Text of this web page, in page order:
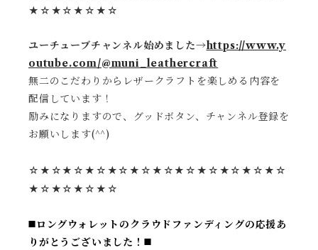
★☆★☆★☆★☆
ユーチューブチャンネル始めました→https://www.y
outube.com/@muni_leathercraft
無二のこだわりからレザークラフトを楽しめる内容を
配信しています！
励みになりますので、グッドボタン、チャンネル登録を
お願いします(^^)
☆★☆★☆★☆★☆★☆★☆★☆★☆★☆★☆★☆
★☆★☆★☆★☆
◼️ロングウォレットのクラウドファンディングの応援あ
りがとうございました！◼️